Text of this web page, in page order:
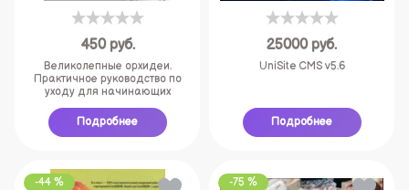
450 руб.
Великолепные орхидеи.
Практичное руководство по
уходу для начинающих
Подробнее
25000 руб.
UniSite CMS v5.6
Подробнее
-44 % -75 %